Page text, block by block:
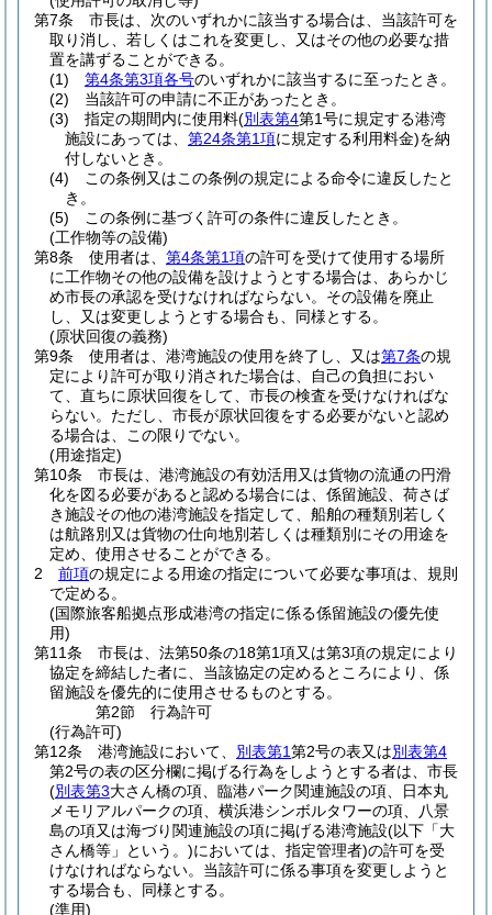
第7条
市長は、次のいずれかに該当する場合は、当該許可を
取り消し、若しくはこれを変更し、又はその他の必要な措
置を講ずることができる。
(1)
第4条第3項各号のいずれかに該当するに至ったとき。
(2)
当該許可の申請に不正があったとき。
(3)
指定の期間内に使用料(別表第4第1号に規定する港湾
施設にあっては、 第24条第1項に規定する利用料金)を納
付しないとき。
(4)
この条例又はこの条例の規定による命令に違反したと
き。
(5)
この条例に基づく許可の条件に違反したとき。
(工作物等の設備)
第8条
使用者は、 第4条第1項の許可を受けて使用する場所
に工作物その他の設備を設けようとする場合は、あらかじ
め市長の承認を受けなければならない。 その設備を廃止
し、又は変更しようとする場合も、同様とする。
(原状回復の義務)
第9条
使用者は、港湾施設の使用を終了し、又は第7条の規
定により許可が取り消された場合は、自己の負担におい
て、直ちに原状回復をして、市長の検査を受けなければな
らない。 ただし、市長が原状回復をする必要がないと認め
る場合は、この限りでない。
(用途指定)
第10条
市長は、港湾施設の有効活用又は貨物の流通の円滑
化を図る必要があると認める場合には、係留施設、荷さば
き施設その他の港湾施設を指定して、船舶の種類別若しく
は航路別又は貨物の仕向地別若しくは種類別にその用途を
定め、使用させることができる。
2
前項の規定による用途の指定について必要な事項は、規則
で定める。
(国際旅客船拠点形成港湾の指定に係る係留施設の優先使
用)
第11条
市長は、法第50条の18第1項又は第3項の規定により
協定を締結した者に、当該協定の定めるところにより、係
留施設を優先的に使用させるものとする。
第2節
行為許可
(行為許可)
第12条
港湾施設において、 別表第1第2号の表又は別表第4
第2号の表の区分欄に掲げる行為をしようとする者は、市長
(別表第3大さん橋の項、臨港パーク関連施設の項、日本丸
メモリアルパークの項、横浜港シンボルタワーの項、八景
島の項又は海づり関連施設の項に掲げる港湾施設(以下「大
さん橋等」という。)においては、指定管理者)の許可を受
けなければならない。 当該許可に係る事項を変更しようと
する場合も、同様とする。
(準用)